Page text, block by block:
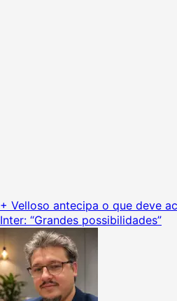
+ Velloso antecipa o que deve
Inter: “Grandes possibilidades”